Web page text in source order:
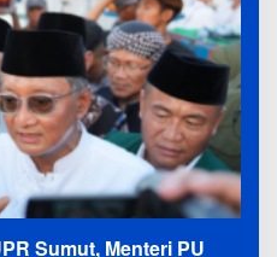
Sumut, Menteri PU